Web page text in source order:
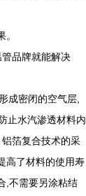
品牌就能解决
成密闭的空气层,
止水汽渗透材料内
箔复合技术的采
高了材料的使用寿
,不需要另涂粘结